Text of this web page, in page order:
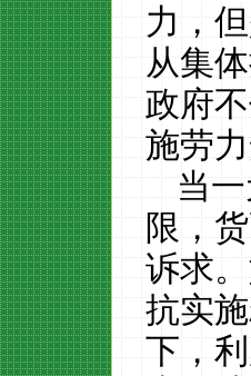
力，
从集
政府
施劳
当
限，
诉求
抗实
下，